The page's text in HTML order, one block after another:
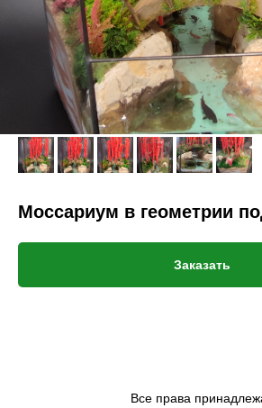
Моссариум в геометрии
Заказать
Все права